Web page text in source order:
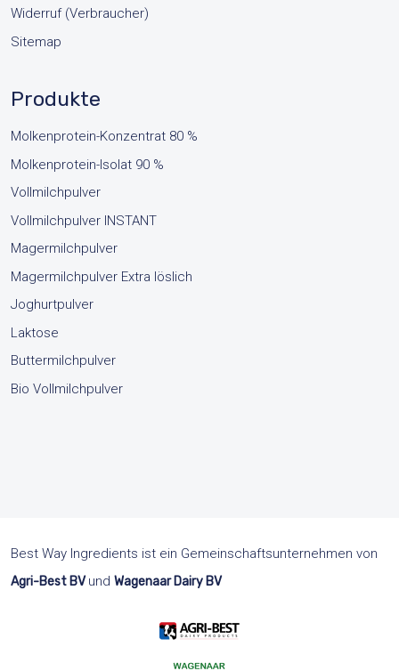
Widerruf (Verbraucher)
Sitemap
Produkte
Molkenprotein-Konzentrat 80 %
Molkenprotein-Isolat 90 %
Vollmilchpulver
Vollmilchpulver INSTANT
Magermilchpulver
Magermilchpulver Extra löslich
Joghurtpulver
Laktose
Buttermilchpulver
Bio Vollmilchpulver
Best Way Ingredients ist ein Gemeinschaftsunternehmen von
Agri-Best BVund Wagenaar Dairy BV